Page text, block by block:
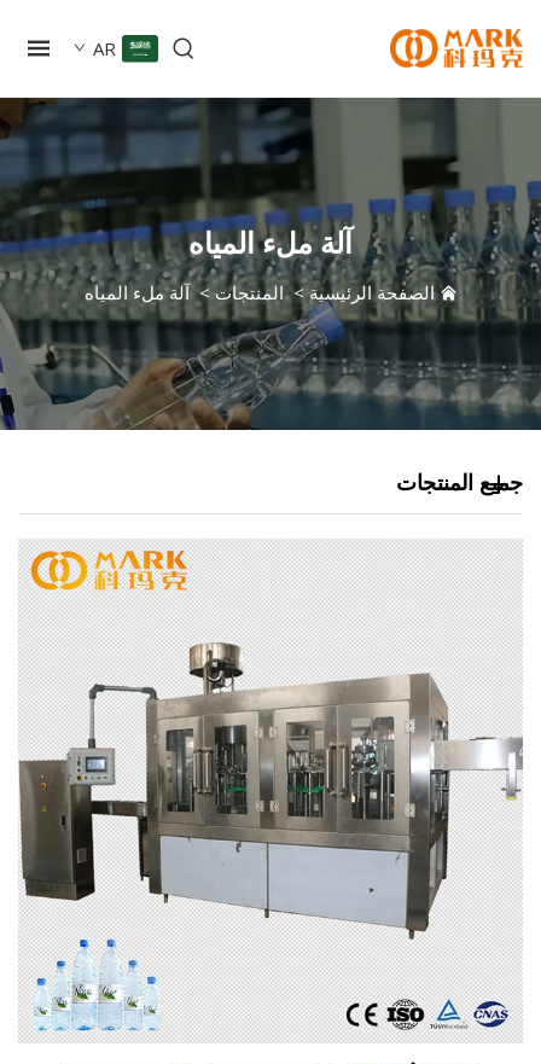
AR
آلة ملء المياه
الصفحة الرئيسية>المنتجات>آلة ملء المياه
المنتجات